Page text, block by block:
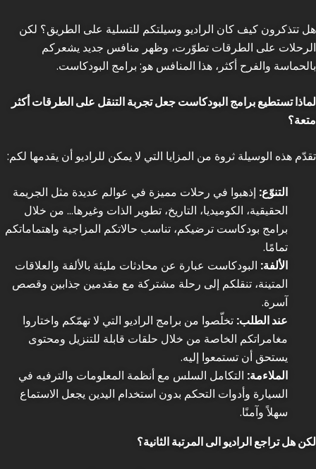
هل تتذكرون كيف كان الراديو وسيلتكم للتسلية على الطريق؟ لكن
الرحلات على الطرقات تطوّرت، وظهر منافس جديد يشعركم
بالحماسة والفرح أكثر، هذا المنافس هو: برامج البودكاست.
لماذا تستطيع برامج البودكاست جعل تجربة التنقل على الطرقات أكثر
متعة؟
تقدّم هذه الوسيلة ثروة من المزايا التي لا يمكن للراديو أن يقدمها لكم:
التنوّع: إذهبوا في رحلات مميزة في عوالم عديدة مثل الجريمة
الحقيقية، الكوميديا، التاريخ، تطوير الذات وغيرها… من خلال
برامج بودكاست ترضيكم، تناسب حالاتكم المزاجية واهتماماتكم
تمامًا.
الألفة: البودكاست عبارة عن محادثات مليئة بالألفة والعلاقات
المتينة، تنقلكم إلى رحلة مشتركة مع مقدمين جذابين وقصص
آسرة.
عند الطلب: تخلّصوا من برامج الراديو التي لا تهمّكم واختاروا
مغامراتكم الخاصة من خلال حلقات قابلة للتنزيل ومحتوى
يستحق أن تستمعوا إليه.
الملاءمة: التكامل السلس مع أنظمة المعلومات والترفيه في
السيارة وأدوات التحكم بدون استخدام اليدين يجعل الاستماع
سهلاً وآمنًا.
لكن هل تراجع الراديو الى المرتبة الثانية؟